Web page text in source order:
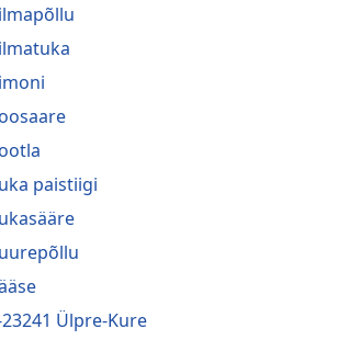
paistiigi
23241 Ülpre-Kure